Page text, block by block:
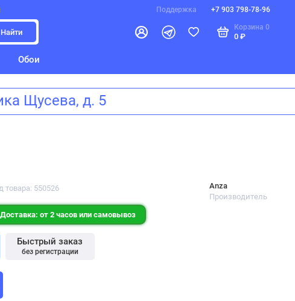
Поддержка +7 903 798-78-96
Найти
Корзина 0
0 ₽
Обои
Щусева, д. 5
товара: 550526
Anza
Производитель
Доставка: от 2 часов или самовывоз
Быстрый заказ
без регистрации